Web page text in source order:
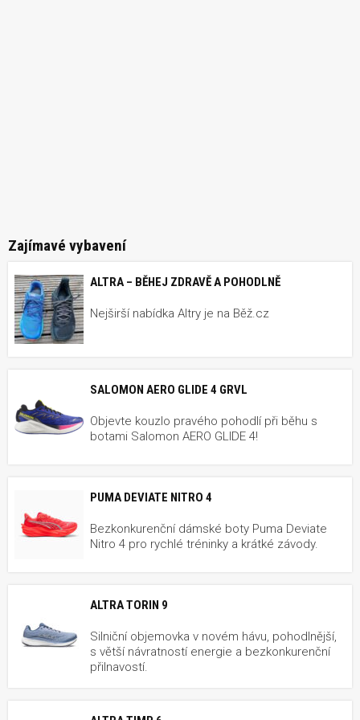
Zajímavé vybavení
ALTRA – BĚHEJ ZDRAVĚ A POHODLNĚ
Nejširší nabídka Altry je na Běž.cz
SALOMON AERO GLIDE 4 GRVL
Objevte kouzlo pravého pohodlí při běhu s
botami Salomon AERO GLIDE 4!
PUMA DEVIATE NITRO 4
Bezkonkurenční dámské boty Puma Deviate
Nitro 4 pro rychlé tréninky a krátké závody.
ALTRA TORIN 9
Silniční objemovka v novém hávu, pohodlnější,
s větší návratností energie a bezkonkurenční
přilnavostí.